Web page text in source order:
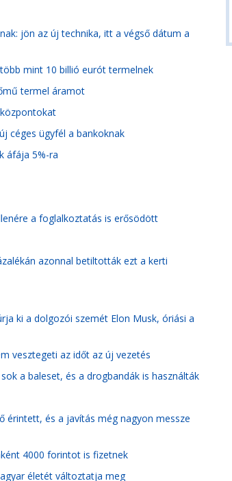
jön az új technika, itt a végső dátum a
mint 10 billió eurót termelnek
termel áramot
céges ügyfél a bankoknak
áfája 5%-ra
a foglalkoztatás is erősödött
azonnal betiltották ezt a kerti
ki a dolgozói szemét Elon Musk, óriási a
vesztegeti az időt az új vezetés
a baleset, és a drogbandák is használták
érintett, és a javítás még nagyon messze
4000 forintot is fizetnek
életét változtatja meg